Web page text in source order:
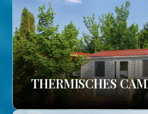
THERMISCHES